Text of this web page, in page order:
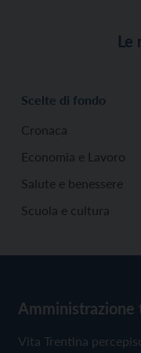
Le
Scelte di fondo
Cronaca
Economia e Lavoro
Salute e benessere
Scuola e cultura
Amministrazione
Vita Trentina